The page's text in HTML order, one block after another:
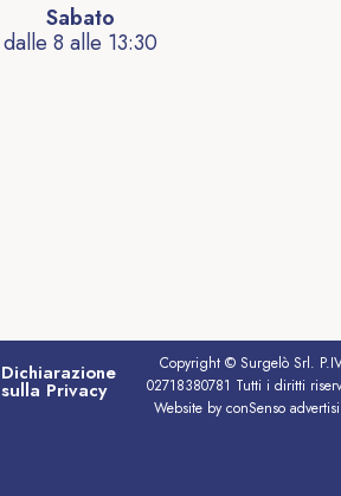
Sabato
dalle 8 alle 13:30
Dichiarazione
sulla Privacy
Copyright © Surgelò Srl.
02718380781 Tutti i diritti
Website by conSenso